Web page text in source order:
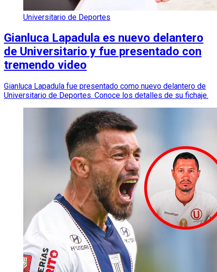
Universitario de Deportes
Gianluca Lapadula es nuevo delantero
de Universitario y fue presentado con
tremendo video
Gianluca Lapadula fue presentado como nuevo delantero de
Universitario de Deportes. Conoce los detalles de su fichaje.